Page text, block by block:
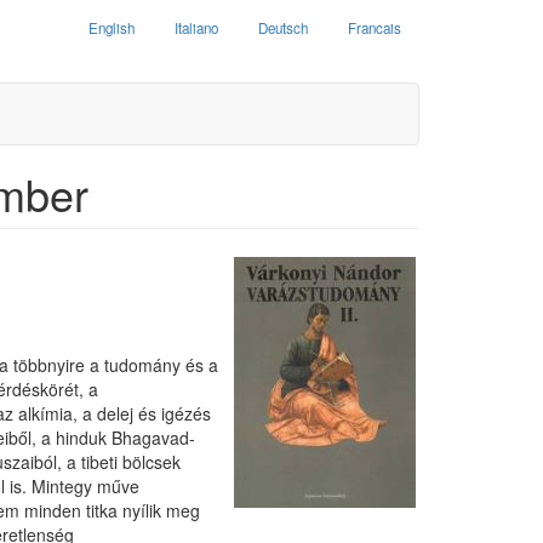
English Italiano Deutsch Francais
többnyire a tudomány és a
a
alkímia, a delej és igézés
a hinduk Bhagavad-
a tibeti bölcsek
is. Mintegy műve
minden titka nyílik meg